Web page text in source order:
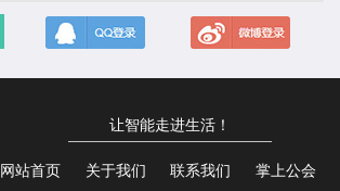
让智能走进生活！
网站首页 关于我们 联系我们 掌上公会